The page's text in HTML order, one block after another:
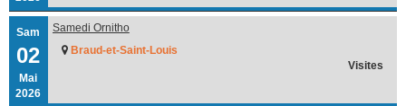
Sam
02
Mai
2026
Samedi Ornitho
Braud-et-Saint-Louis
Visites